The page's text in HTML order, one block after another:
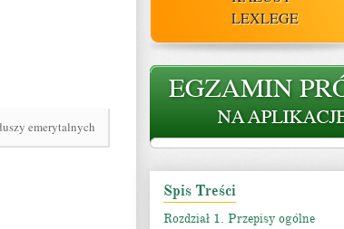
emerytalnych
LEXLEGE
Spis Treści
Rozdział 1. Przepisy ogólne